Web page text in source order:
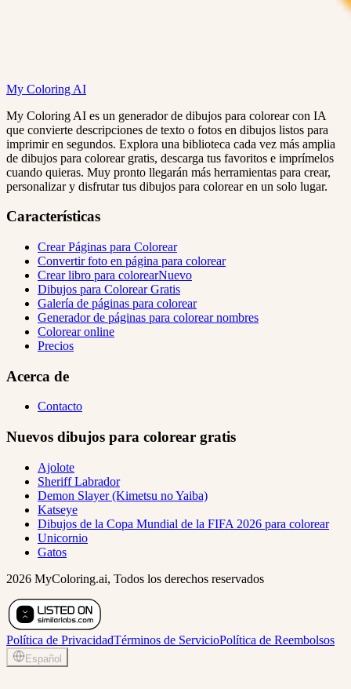
My Coloring AI
My Coloring AI es un generador de dibujos para colorear con IA
que convierte descripciones de texto o fotos en dibujos listos para
imprimir en segundos. Explora una biblioteca cada vez más amplia
de dibujos para colorear gratis, descarga tus favoritos e imprímelos
cuando quieras. Muy pronto llegarán más herramientas para crear,
personalizar y disfrutar tus dibujos para colorear en un solo lugar.
Características
Crear Páginas para Colorear
Convertir foto en página para colorear
Crear libro para colorearNuevo
Dibujos para Colorear Gratis
Galería de páginas para colorear
Generador de páginas para colorear nombres
Colorear online
Precios
Acerca de
Contacto
Nuevos dibujos para colorear gratis
Ajolote
Sheriff Labrador
Demon Slayer (Kimetsu no Yaiba)
Katseye
Dibujos de la Copa Mundial de la FIFA 2026 para colorear
Unicornio
Gatos
2026 MyColoring.ai, Todos los derechos reservados
Política de PrivacidadTérminos de ServicioPolítica de Reembolsos
Español